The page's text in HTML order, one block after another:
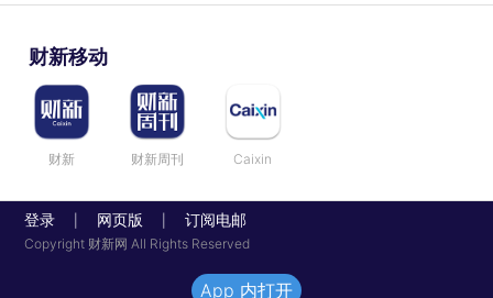
财新移动
财新 财新周刊 Caixin
登录 网页版 订阅电邮
Copyright 财新网 All Rights Reserved
App 内打开